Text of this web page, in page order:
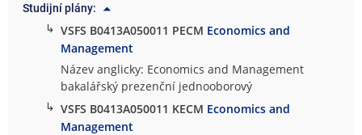
Studijní plány:
↳ VSFS B0413A050011 PECM Economics and
Management
Název anglicky: Economics and Management
bakalářský prezenční jednooborový
↳ VSFS B0413A050011 KECM Economics and
Management